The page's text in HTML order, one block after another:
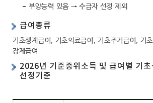
부양능력 있음 → 수급자 선정 제외
급여종류
기초생계급여, 기초의료급여, 기초주거급여, 기
장제급여
2026년 기준중위소득 및 급여별 기
선정기준